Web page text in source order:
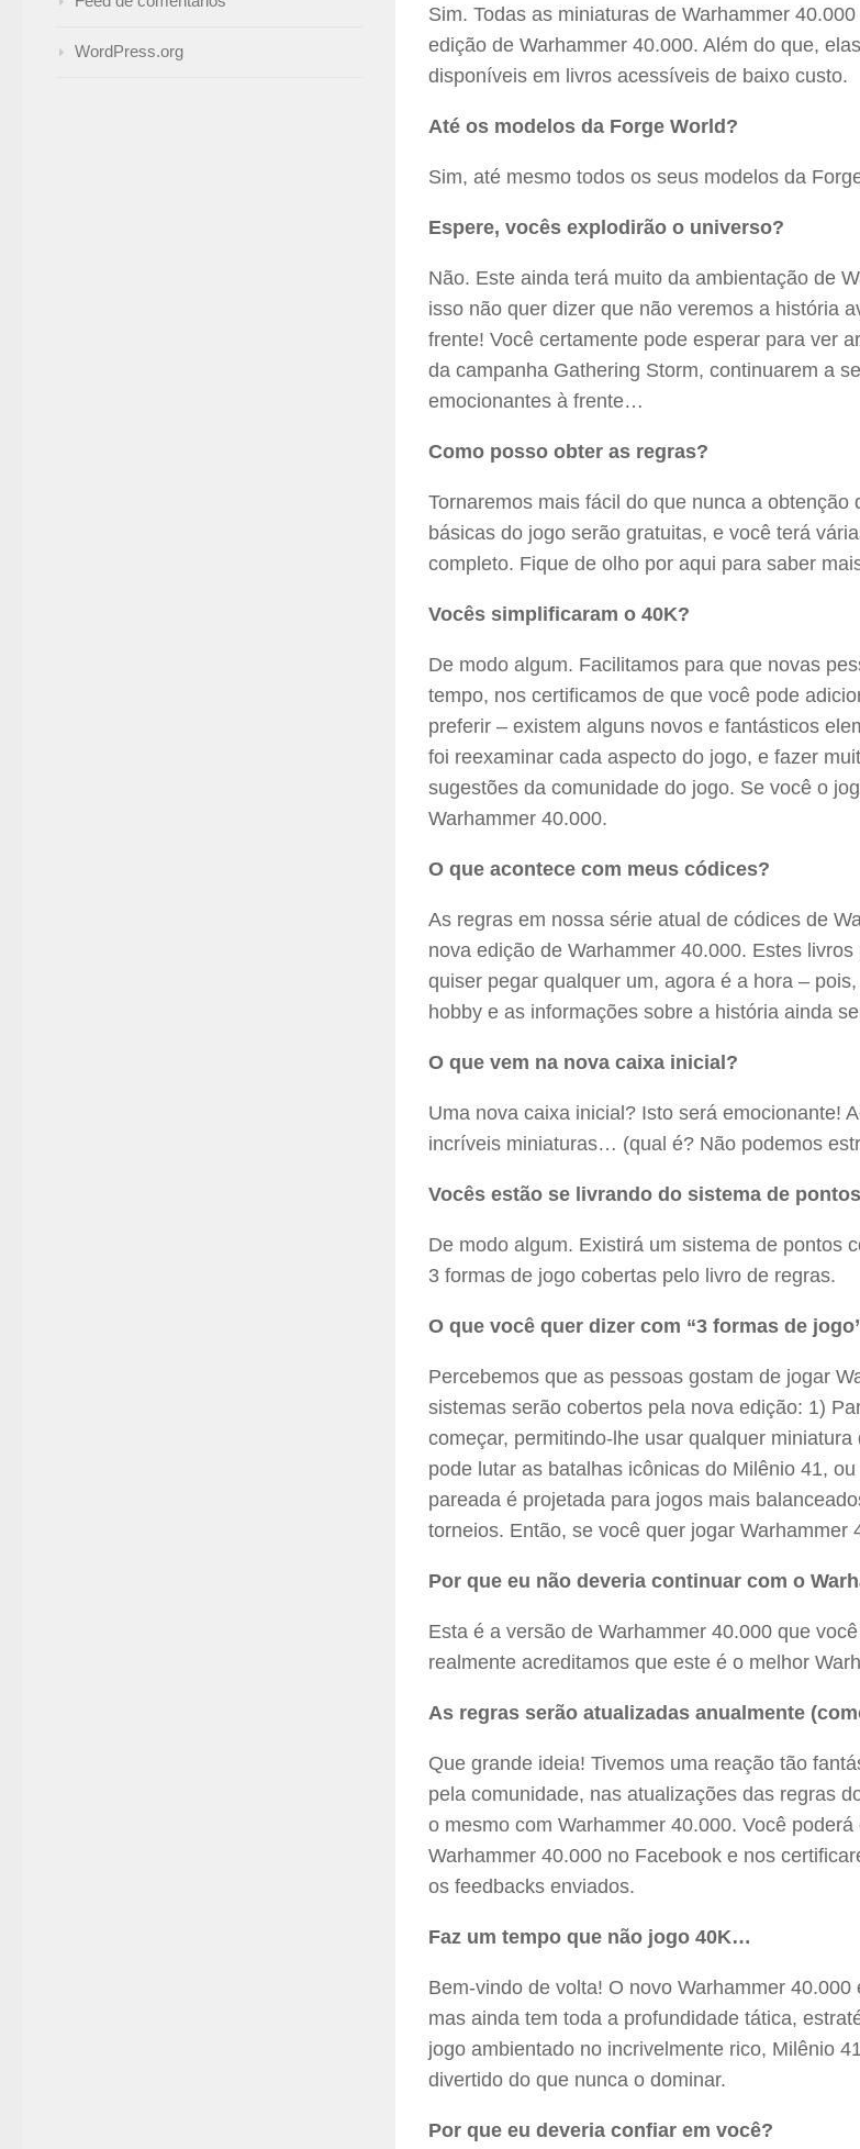
Sim. Todas as miniaturas de Warhammer
edição de Warhammer 40.000. Além do que,
disponíveis em livros acessíveis de baixo custo.
Até os modelos da Forge World?
Sim, até mesmo todos os seus modelos da
Espere, vocês explodirão o universo?
Não. Este ainda terá muito da ambientação de
isso não quer dizer que não veremos a história
frente! Você certamente pode esperar para ver
da campanha Gathering Storm, continuarem a
emocionantes à frente…
Como posso obter as regras?
Tornaremos mais fácil do que nunca a
básicas do jogo serão gratuitas, e você terá
completo. Fique de olho por aqui para saber
Vocês simplificaram o 40K?
De modo algum. Facilitamos para que novas
tempo, nos certificamos de que você pode
preferir – existem alguns novos e fantásticos
foi reexaminar cada aspecto do jogo, e fazer
sugestões da comunidade do jogo. Se você o
Warhammer 40.000.
O que acontece com meus códices?
As regras em nossa série atual de códices de
nova edição de Warhammer 40.000. Estes
quiser pegar qualquer um, agora é a hora –
hobby e as informações sobre a história ainda
O que vem na nova caixa inicial?
Uma nova caixa inicial? Isto será emocionante!
incríveis miniaturas… (qual é? Não podemos
Vocês estão se livrando do sistema de
De modo algum. Existirá um sistema de pontos
3 formas de jogo cobertas pelo livro de regras.
O que você quer dizer com “3 formas de
Percebemos que as pessoas gostam de jogar
sistemas serão cobertos pela nova edição: 1)
começar, permitindo-lhe usar qualquer
pode lutar as batalhas icônicas do Milênio 41,
pareada é projetada para jogos mais
torneios. Então, se você quer jogar
Por que eu não deveria continuar com o
Esta é a versão de Warhammer 40.000 que
realmente acreditamos que este é o melhor
As regras serão atualizadas anualmente
Que grande ideia! Tivemos uma reação tão
pela comunidade, nas atualizações das regras
o mesmo com Warhammer 40.000. Você
Warhammer 40.000 no Facebook e nos
os feedbacks enviados.
Faz um tempo que não jogo 40K…
Bem-vindo de volta! O novo Warhammer
mas ainda tem toda a profundidade tática,
jogo ambientado no incrivelmente rico, Milênio
divertido do que nunca o dominar.
Por que eu deveria confiar em você?
WordPress.org